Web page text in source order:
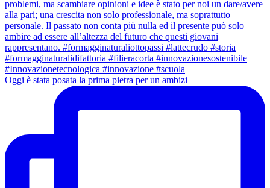
Oggi è stata posata la prima pietra per un ambizi